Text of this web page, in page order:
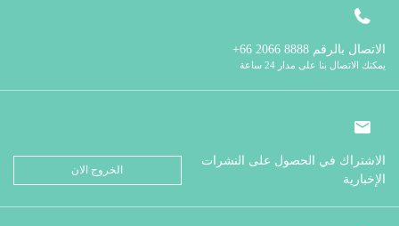
الاتصال بالرقم
يمكنك الاتصال بنا على مدار 24 ساعة
الاشتراك في الحصول على النشرات
الإخبارية
الخروج الان